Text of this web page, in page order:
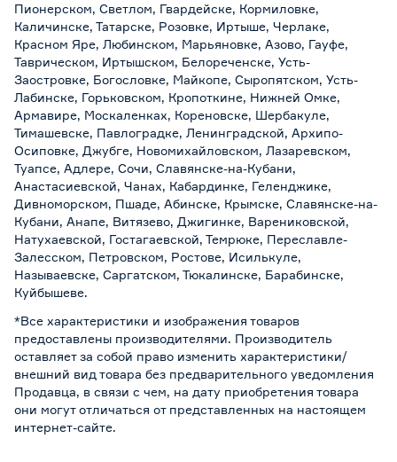
Пионерском, Светлом, Гвардейске, Кормиловке,
Каличинске, Татарске, Розовке, Иртыше, Черлаке,
Красном Яре, Любинском, Марьяновке, Азово, Гауфе,
Таврическом, Иртышском, Белореченске, Усть-
Заостровке, Богословке, Майкопе, Сыропятском, Усть-
Лабинске, Горьковском, Кропоткине, Нижней Омке,
Армавире, Москаленках, Кореновске, Шербакуле,
Тимашевске, Павлоградке, Ленинградской, Архипо-
Осиповке, Джубге, Новомихайловском, Лазаревском,
Туапсе, Адлере, Сочи, Славянске-на-Кубани,
Анастасиевской, Чанах, Кабардинке, Геленджике,
Дивноморском, Пшаде, Абинске, Крымске, Славянске-на-
Кубани, Анапе, Витязево, Джигинке, Варениковской,
Натухаевской, Гостагаевской, Темрюке, Переславле-
Залесском, Петровском, Ростове, Исилькуле,
Называевске, Саргатском, Тюкалинске, Барабинске,
Куйбышеве.
*Все характеристики и изображения товаров
предоставлены производителями. Производитель
оставляет за собой право изменить характеристики/
внешний вид товара без предварительного уведомления
Продавца, в связи с чем, на дату приобретения товара
они могут отличаться от представленных на настоящем
интернет-сайте.